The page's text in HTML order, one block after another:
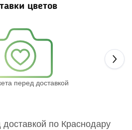
цветов
перед доставкой
по Краснодару